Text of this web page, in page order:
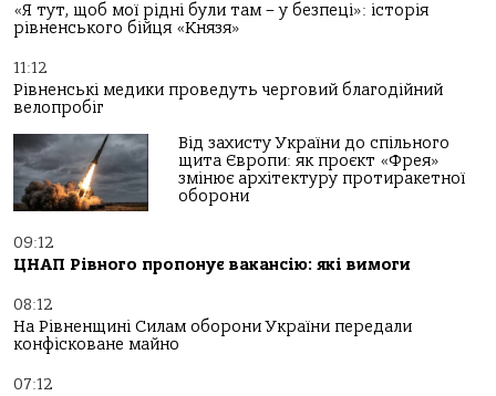
«Я тут, щоб мої рідні були там – у безпеці»: історія
рівненського бійця «Князя»
11:12
Рівненські медики проведуть черговий благодійний
велопробіг
Від захисту України до спільного
щита Європи: як проєкт «Фрея»
змінює архітектуру протиракетної
оборони
09:12
ЦНАП Рівного пропонує вакансію: які вимоги
08:12
На Рівненщині Силам оборони України передали
конфісковане майно
07:12